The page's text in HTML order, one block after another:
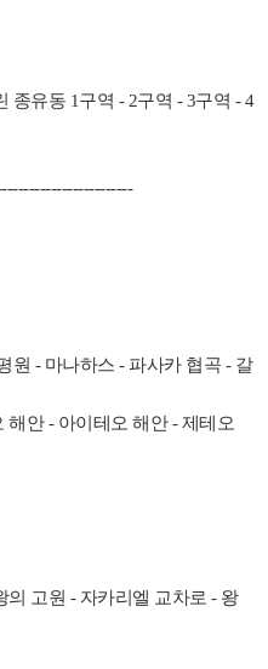
종유동 1구역 - 2구역 - 3구역 - 4
원 - 마나하스 - 파사카 협곡 - 갈
안 - 아이테오 해안 - 제테오
의 고원 - 자카리엘 교차로 - 왕